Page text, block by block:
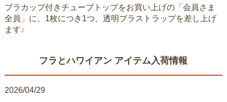
ブラカップ付きチューブトップをお買い上げの「会員さま
全員」に、1枚につき1つ、透明ブラストラップを差し上げ
ます♪
フラとハワイアン アイテム入荷情報
2026/04/29